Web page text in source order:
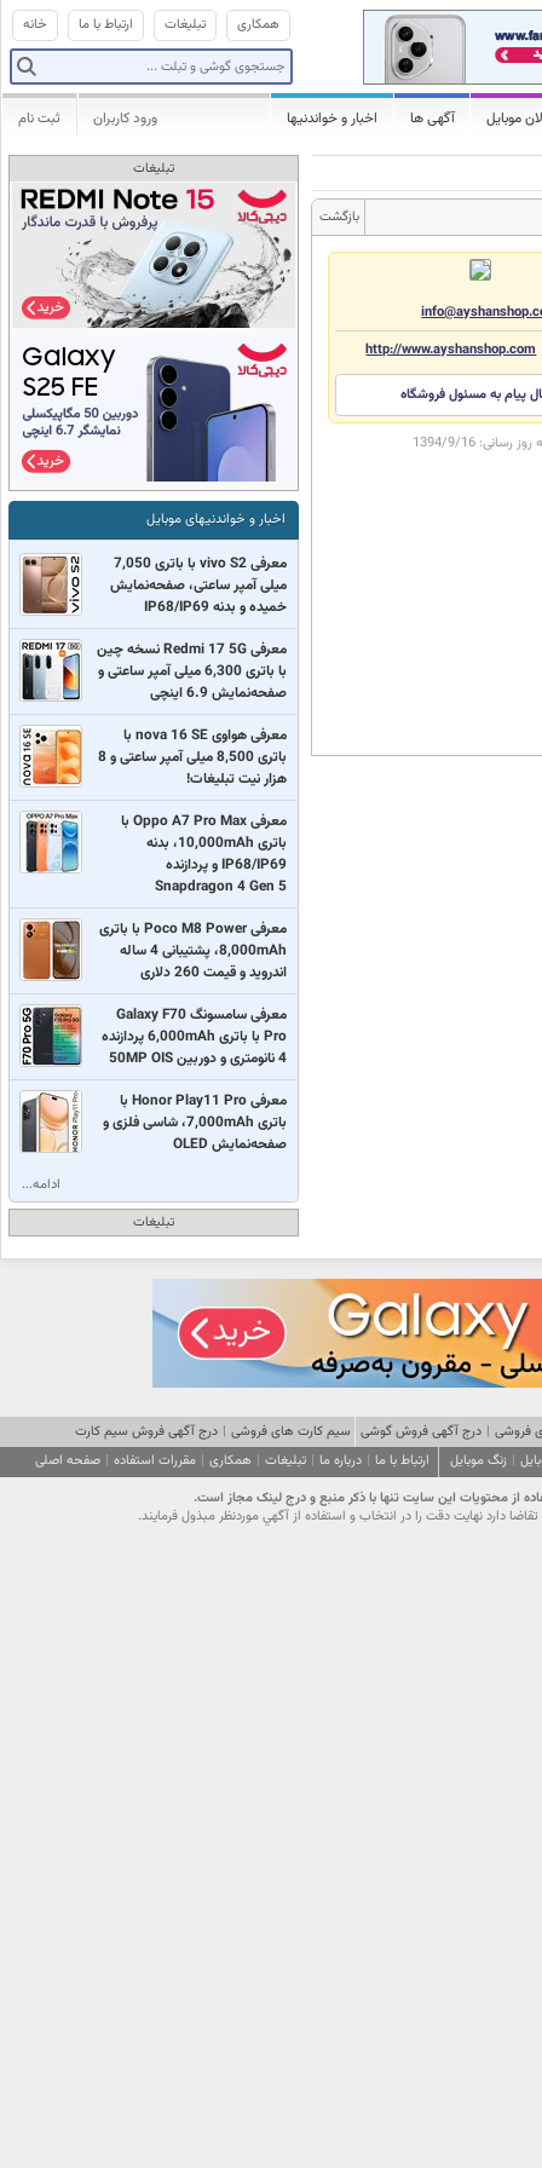
خانه ارتباط با ما تبلیغات همکاری
موبایل آگهی ها اخبار و خواندنیها ثبت نام ورود کاربران
بازگشت
http://www.ayshanshop.com
پیام به مسئول فروشگاه
روز رسانی: 1394/9/16
تبلیغات
اخبار و خواندنیهای موبایل
معرفی vivo S2 با باتری 7,050
میلی آمپر ساعتی، صفحه‌نمایش
خمیده و بدنه IP68/IP69
معرفی Redmi 17 5G نسخه چین
با باتری 6,300 میلی آمپر ساعتی و
صفحه‌نمایش 6.9 اینچی
معرفی هواوی nova 16 SE با
باتری 8,500 میلی آمپر ساعتی و 8
هزار نیت تبلیغات!
معرفی Oppo A7 Pro Max با
باتری 10,000mAh، بدنه
IP68/IP69 و پردازنده
Snapdragon 4 Gen 5
معرفی Poco M8 Power با باتری
8,000mAh، پشتیبانی 4 ساله
اندروید و قیمت 260 دلاری
معرفی سامسونگ Galaxy F70
Pro با باتری 6,000mAh پردازنده
4 نانومتری و دوربین 50MP OIS
معرفی Honor Play11 Pro با
باتری 7,000mAh، شاسی فلزی و
صفحه‌نمایش OLED
ادامه...
تبلیغات
فروشی | درج آگهی فروش گوشی سیم کارت های فروشی | درج آگهی فروش سیم کارت
| زنگ موبایل ارتباط با ما | درباره ما | تبلیغات | همکاری | مقررات استفاده | صفحه اصلی